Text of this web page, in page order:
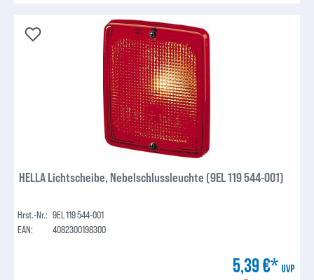
HELLA Lichtscheibe, Nebelschlussleuchte (9EL 119 544-001)
Hrst.-Nr.: 9EL 119 544-001
EAN:
4082300198300
5,39 €* UVP